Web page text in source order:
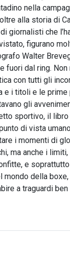
nella
alla storia di
giornalisti che
figurano
Walter
fuori dal ring. Non
con tutti gli
e i titoli e le prime
gli
sportivo, il libro
di vista
i momenti di
ma anche i
e
mondo della
a traguardi